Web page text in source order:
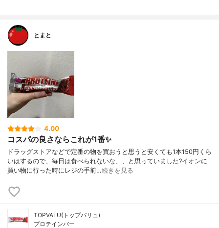
タイプ
とまと
4.00
コスパの良さならこれが1番✨
ドラッグストアなどで定番の物を買おうと思うと安くても1本150円くら
いはするので、毎日は食べられないな、、と思っていました?イオンに
買い物に行った時にレジの手前…続きを見る
TOPVALU(トップバリュ)
プロテインバー